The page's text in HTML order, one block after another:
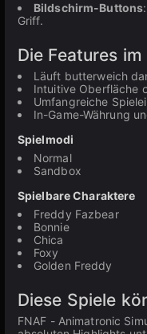
Bildschirm-Buttons
Griff.
Die Features
Läuft butterweich
Intuitive Oberfläche
Umfangreiche
In-Game-Währung
Spielmodi
Normal
Sandbox
Spielbare Charaktere
Freddy Fazbear
Bonnie
Chica
Foxy
Golden Freddy
Diese Spiele
FNAF - Animatronic